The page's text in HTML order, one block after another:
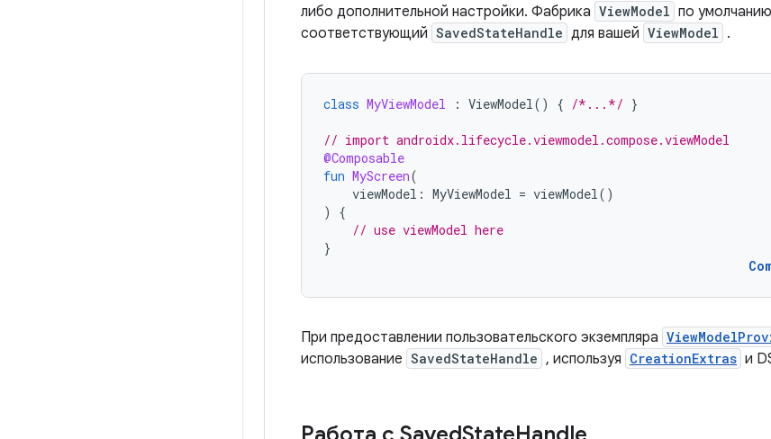
либо дополнительной настройки. Фабрика ViewModel по
соответствующий SavedStateHandle для вашей ViewModel .
class MyViewModel : ViewModel() { /*...*/ }
// import androidx.lifecycle.viewmodel.compose.viewModel
@Composable
fun MyScreen(
viewModel : MyViewModel = viewModel()
)
{
// use viewModel here
}
При предоставлении пользовательского экземпляра
использование SavedStateHandle , используя CreationExtras и